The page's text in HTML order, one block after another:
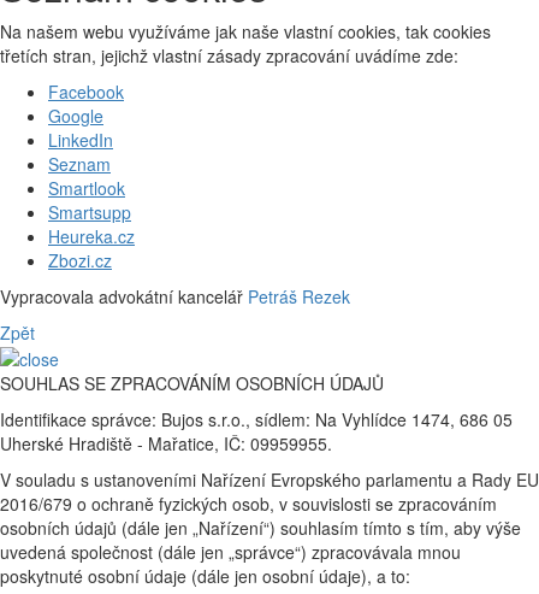
Na našem webu využíváme jak naše vlastní cookies, tak cookies
třetích stran, jejichž vlastní zásady zpracování uvádíme zde:
Facebook
Google
LinkedIn
Seznam
Smartlook
Smartsupp
Heureka.cz
Zbozi.cz
Vypracovala advokátní kancelář Petráš Rezek
Zpět
SOUHLAS SE ZPRACOVÁNÍM OSOBNÍCH ÚDAJŮ
Identifikace správce: Bujos s.r.o., sídlem: Na Vyhlídce 1474, 686 05
Uherské Hradiště - Mařatice, IČ: 09959955.
V souladu s ustanoveními Nařízení Evropského parlamentu a Rady EU
2016/679 o ochraně fyzických osob, v souvislosti se zpracováním
osobních údajů (dále jen „Nařízení“) souhlasím tímto s tím, aby výše
uvedená společnost (dále jen „správce“) zpracovávala mnou
poskytnuté osobní údaje (dále jen osobní údaje), a to: